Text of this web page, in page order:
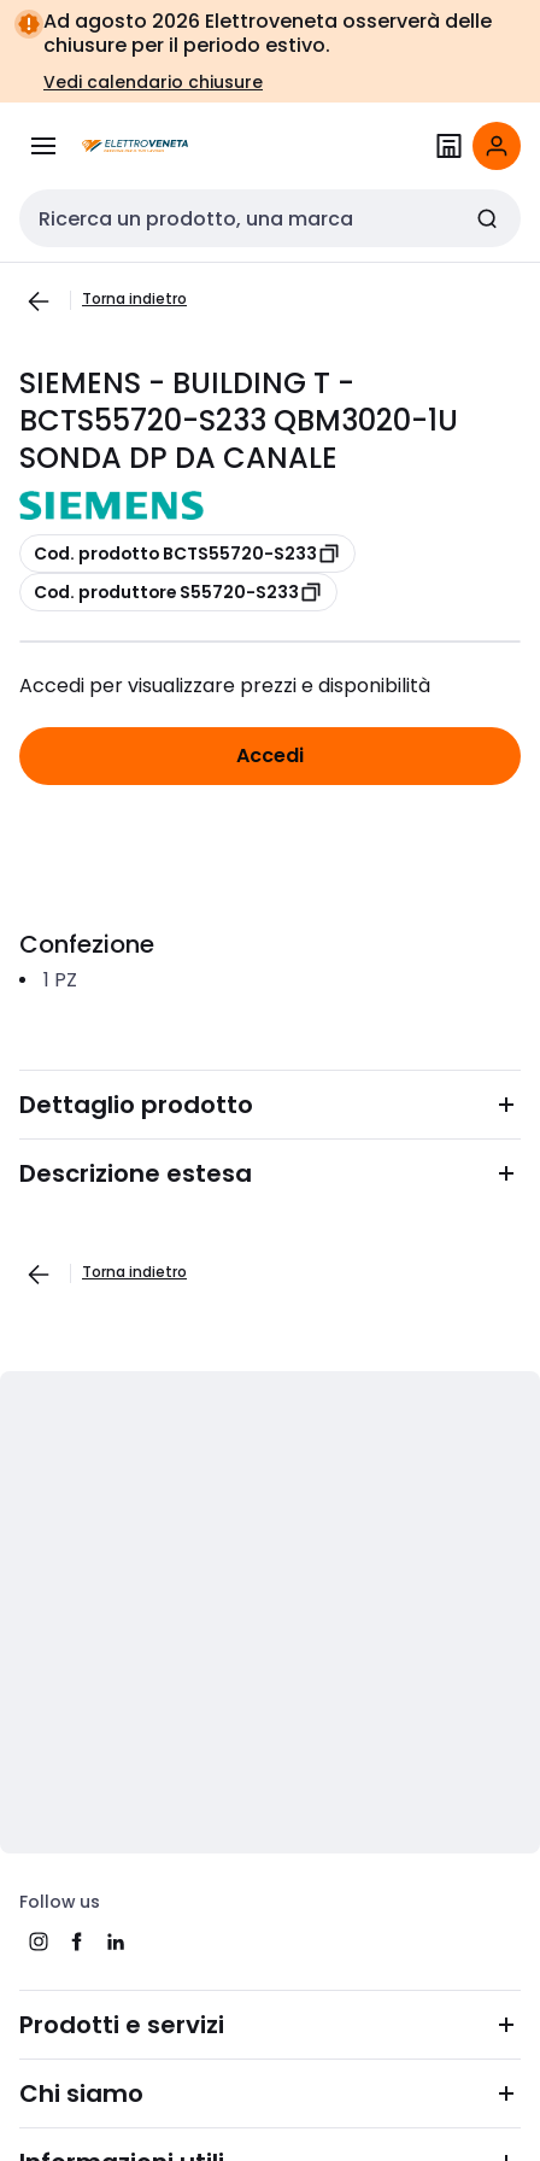
Vai alla
navigazione
Vai
alla
pagina
Ad agosto 2026 Elettroveneta osserverà delle
chiusure per il periodo estivo.
Vedi calendario chiusure
Cerca input
Torna indietro
SIEMENS - BUILDING T -
BCTS55720-S233 QBM3020-1U
SONDA DP DA CANALE
copia
Cod. prodotto BCTS55720-S233
copia
Cod. produttore S55720-S233
Accedi per visualizzare prezzi e disponibilità
Accedi
Confezione
1 PZ
Dettaglio prodotto
Descrizione estesa
Torna indietro
Follow us
Prodotti e servizi
Chi siamo